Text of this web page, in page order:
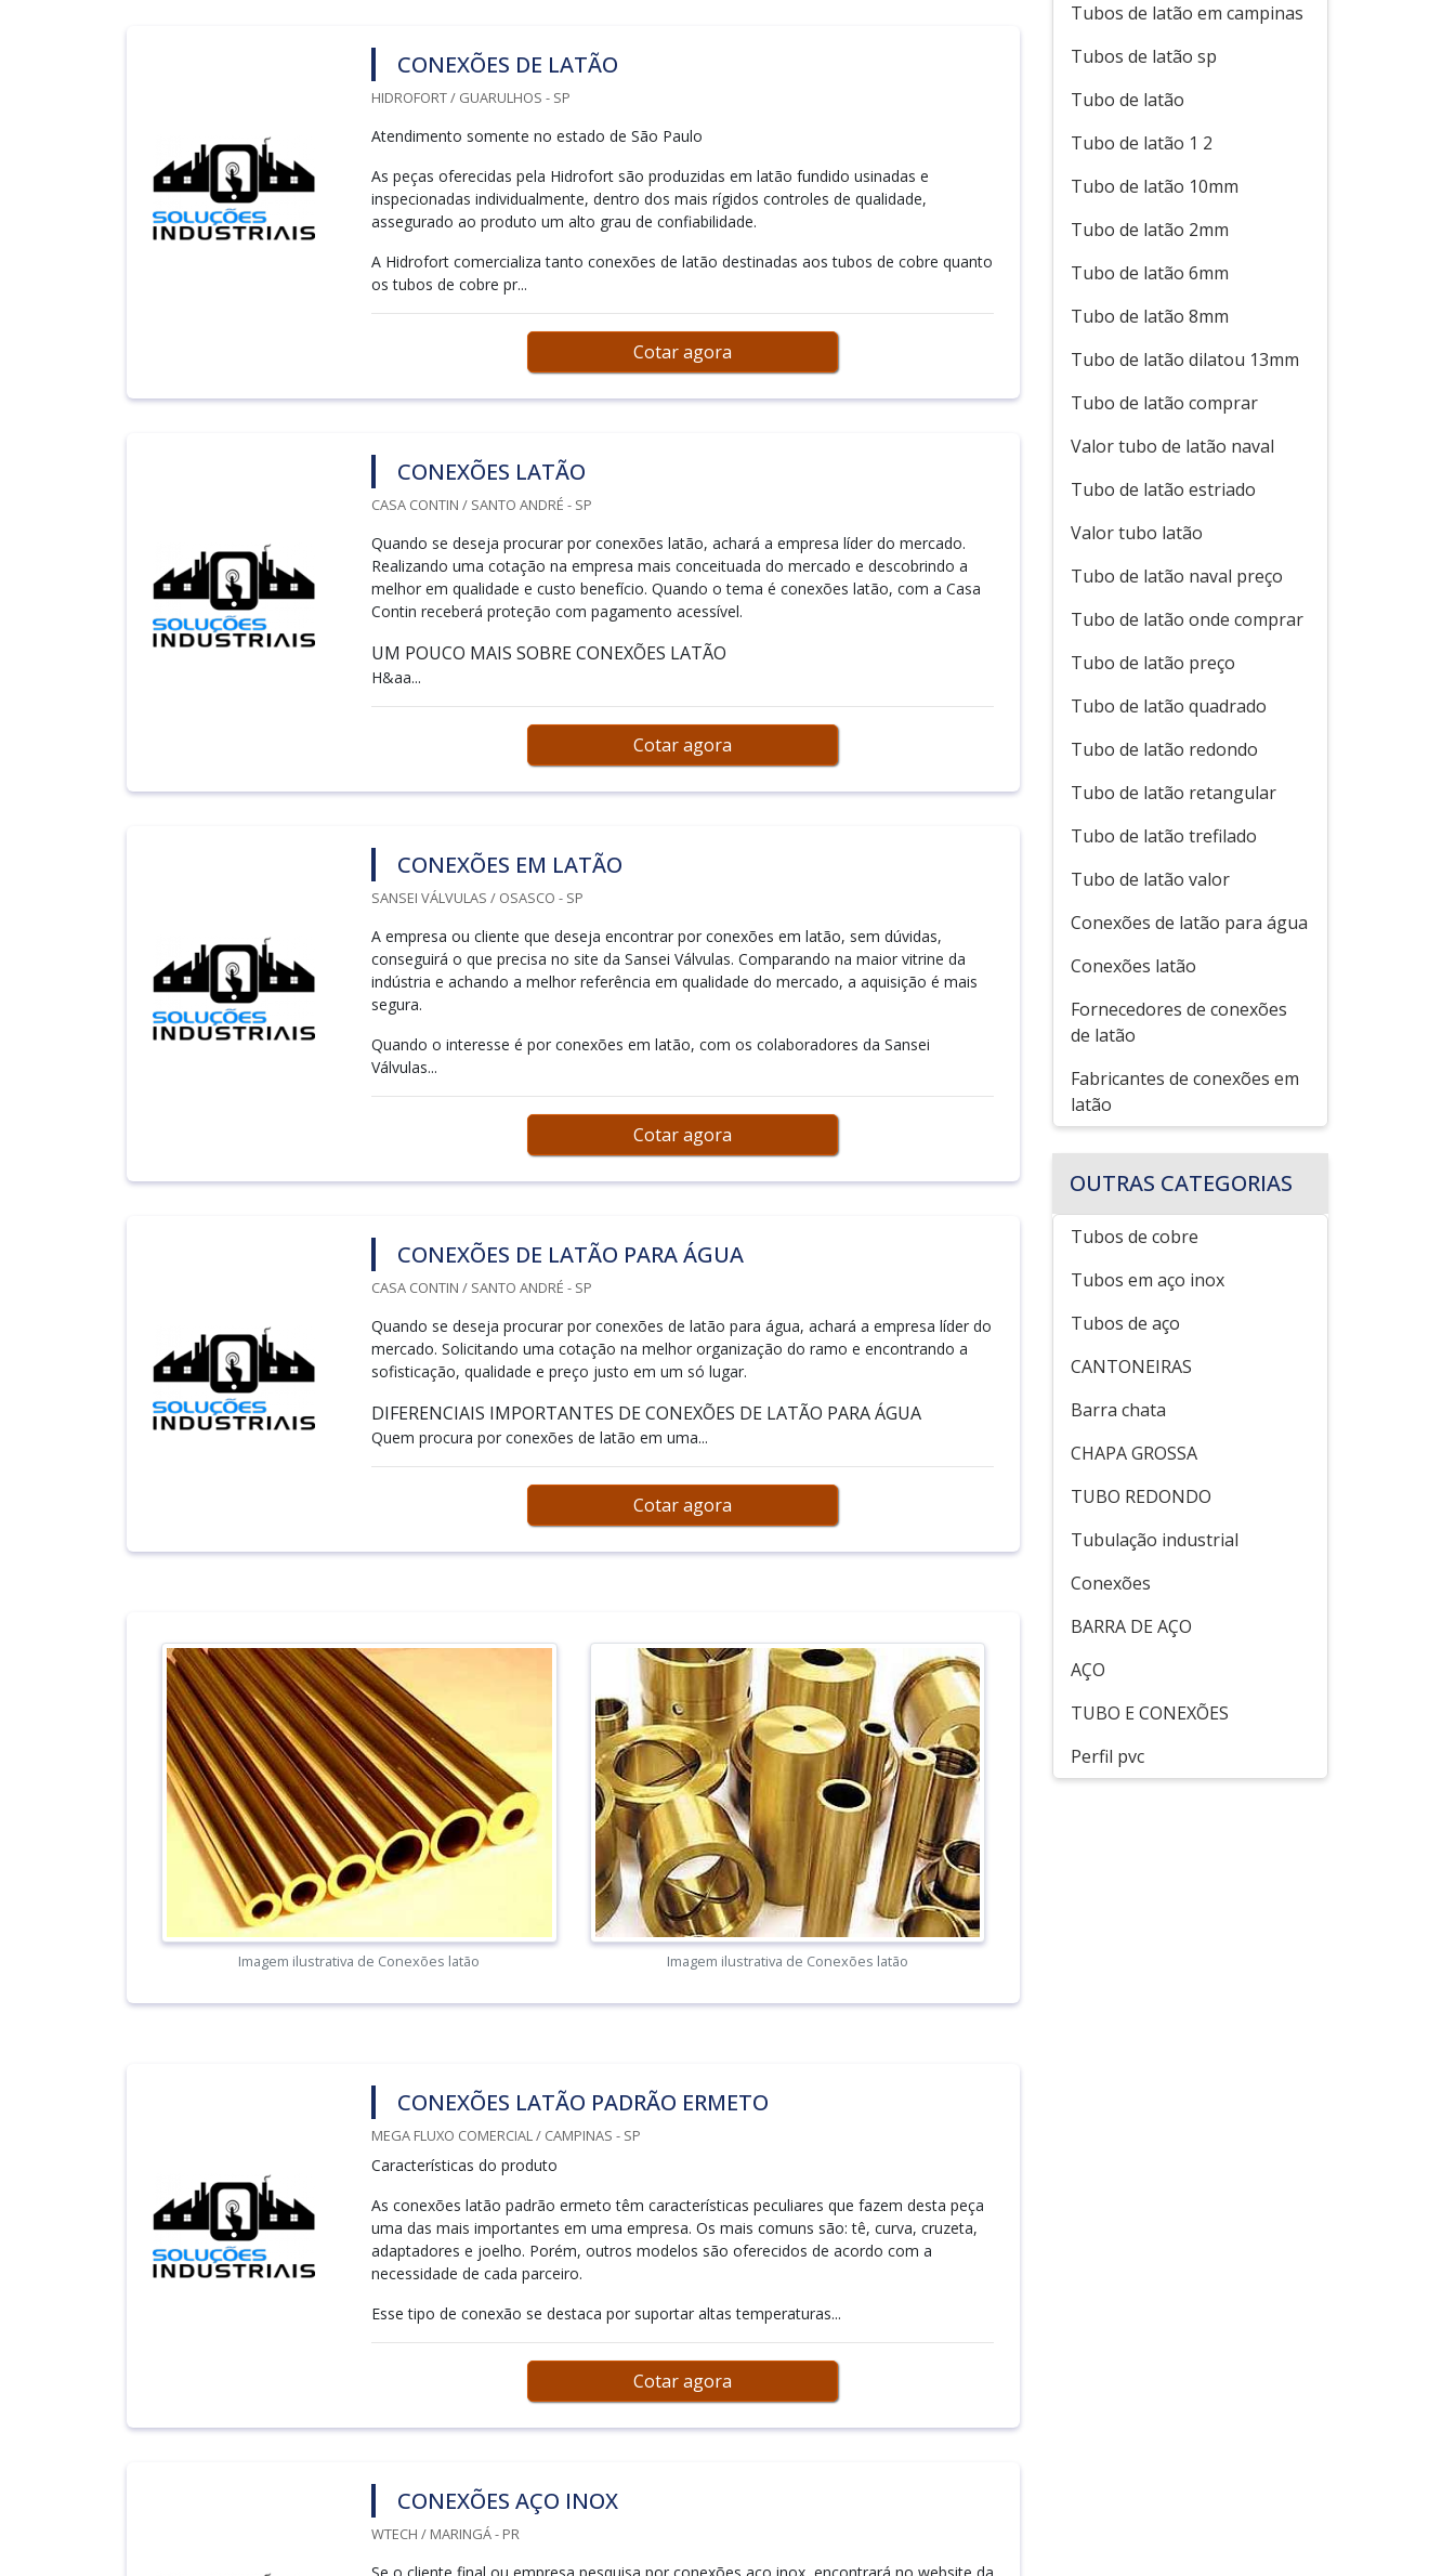
CONEXÕES DE LATÃO
HIDROFORT / GUARULHOS - SP
Atendimento somente no estado de São Paulo
As peças oferecidas pela Hidrofort são produzidas em latão fundido usinadas e
inspecionadas individualmente, dentro dos mais rígidos controles de qualidade,
assegurado ao produto um alto grau de confiabilidade.
A Hidrofort comercializa tanto conexões de latão destinadas aos tubos de cobre quanto
os tubos de cobre pr...
Cotar agora
CONEXÕES LATÃO
CASA CONTIN / SANTO ANDRÉ - SP
Quando se deseja procurar por conexões latão, achará a empresa líder do mercado.
Realizando uma cotação na empresa mais conceituada do mercado e descobrindo a
melhor em qualidade e custo benefício. Quando o tema é conexões latão, com a Casa
Contin receberá proteção com pagamento acessível.
UM POUCO MAIS SOBRE CONEXÕES LATÃO
H&aa...
Cotar agora
CONEXÕES EM LATÃO
SANSEI VÁLVULAS / OSASCO - SP
A empresa ou cliente que deseja encontrar por conexões em latão, sem dúvidas,
conseguirá o que precisa no site da Sansei Válvulas. Comparando na maior vitrine da
indústria e achando a melhor referência em qualidade do mercado, a aquisição é mais
segura.
Quando o interesse é por conexões em latão, com os colaboradores da Sansei
Válvulas...
Cotar agora
CONEXÕES DE LATÃO PARA ÁGUA
CASA CONTIN / SANTO ANDRÉ - SP
Quando se deseja procurar por conexões de latão para água, achará a empresa líder do
mercado. Solicitando uma cotação na melhor organização do ramo e encontrando a
sofisticação, qualidade e preço justo em um só lugar.
DIFERENCIAIS IMPORTANTES DE CONEXÕES DE LATÃO PARA ÁGUA
Quem procura por conexões de latão em uma...
Cotar agora
Imagem ilustrativa de Conexões latão Imagem ilustrativa de Conexões latão
CONEXÕES LATÃO PADRÃO ERMETO
MEGA FLUXO COMERCIAL / CAMPINAS - SP
Características do produto
As conexões latão padrão ermeto têm características peculiares que fazem desta peça
uma das mais importantes em uma empresa. Os mais comuns são: tê, curva, cruzeta,
adaptadores e joelho. Porém, outros modelos são oferecidos de acordo com a
necessidade de cada parceiro.
Esse tipo de conexão se destaca por suportar altas temperaturas...
Cotar agora
CONEXÕES AÇO INOX
WTECH / MARINGÁ - PR
Se o cliente final ou empresa pesquisa por conexões aço inox, encontrará no website da
Tubos de latão em campinas
Tubos de latão sp
Tubo de latão
Tubo de latão 1 2
Tubo de latão 10mm
Tubo de latão 2mm
Tubo de latão 6mm
Tubo de latão 8mm
Tubo de latão dilatou 13mm
Tubo de latão comprar
Valor tubo de latão naval
Tubo de latão estriado
Valor tubo latão
Tubo de latão naval preço
Tubo de latão onde comprar
Tubo de latão preço
Tubo de latão quadrado
Tubo de latão redondo
Tubo de latão retangular
Tubo de latão trefilado
Tubo de latão valor
Conexões de latão para água
Conexões latão
Fornecedores de conexões
de latão
Fabricantes de conexões em
latão
OUTRAS CATEGORIAS
Tubos de cobre
Tubos em aço inox
Tubos de aço
CANTONEIRAS
Barra chata
CHAPA GROSSA
TUBO REDONDO
Tubulação industrial
Conexões
BARRA DE AÇO
AÇO
TUBO E CONEXÕES
Perfil pvc